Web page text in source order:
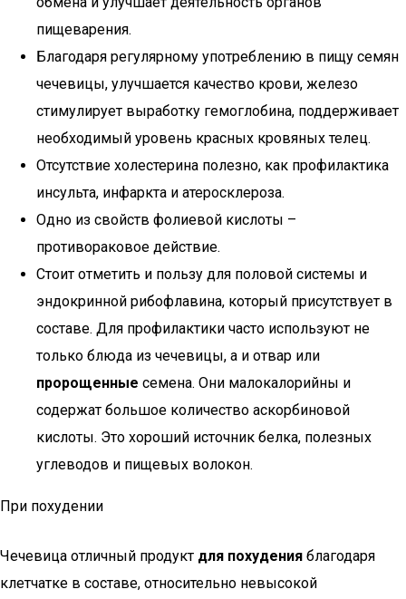
пищеварения.
Благодаря регулярному употреблению в пищу семян
чечевицы, улучшается качество крови, железо
стимулирует выработку гемоглобина, поддерживает
необходимый уровень красных кровяных телец.
Отсутствие холестерина полезно, как профилактика
инсульта, инфаркта и атеросклероза.
Одно из свойств фолиевой кислоты –
противораковое действие.
Стоит отметить и пользу для половой системы и
эндокринной рибофлавина, который присутствует в
составе. Для профилактики часто используют не
только блюда из чечевицы, а и отвар или
пророщенные семена. Они малокалорийны и
содержат большое количество аскорбиновой
кислоты. Это хороший источник белка, полезных
углеводов и пищевых волокон.
При похудении
Чечевица отличный продукт для похудения благодаря
клетчатке в составе, относительно невысокой